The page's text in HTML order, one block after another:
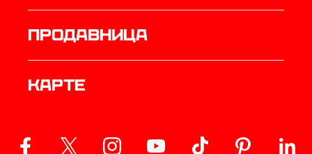
продавница
Карте